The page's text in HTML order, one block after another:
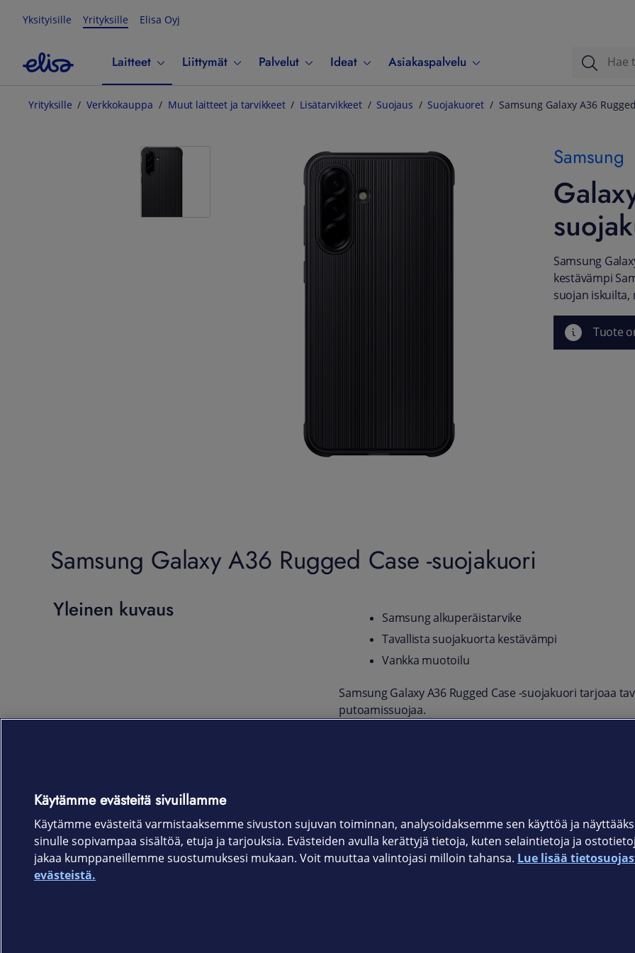
Yksityisille Yrityksille Elisa Oyj
Laitteet Liittymät Palvelut Ideat Asiakaspalvelu
Yrityksille Verkkokauppa Muut laitteet ja tarvikkeet Lisätarvikkeet Suojaus Suojakuoret Samsung Galaxy A36
Samsung
Samsung
kestävämpi
suojan
Tuote
Samsung Galaxy A36 Rugged Case -suojakuori
Yleinen kuvaus
Samsung alkuperäistarvike
Tavallista suojakuorta kestävämpi
Vankka muotoilu
Samsung Galaxy A36 Rugged Case -suojakuori tarjoaa
putoamissuojaa.
Käytämme evästeitä sivuillamme
Käytämme evästeitä varmistaaksemme sivuston sujuvan toiminnan, analysoidaksemme sen käyttöä ja
sinulle sopivampaa sisältöä, etuja ja tarjouksia. Evästeiden avulla kerättyjä tietoja, kuten selaintietoja ja
jakaa kumppaneillemme suostumuksesi mukaan. Voit muuttaa valintojasi milloin tahansa. Lue lisää
evästeistä.